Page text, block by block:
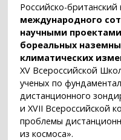
Российско-британский
международного
научными
бореальных
климатических
XV Всероссийской
ученых по
дистанционного
и XVII Всероссийской
проблемы
из космоса».